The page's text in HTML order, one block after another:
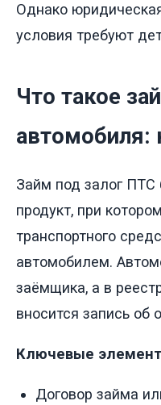
Однако
условия требуют
Что такое
автомобиля:
Займ под залог ПТС
продукт, при
транспортного
автомобилем.
заёмщика, а в
вносится запись об
Ключевые
Договор займа